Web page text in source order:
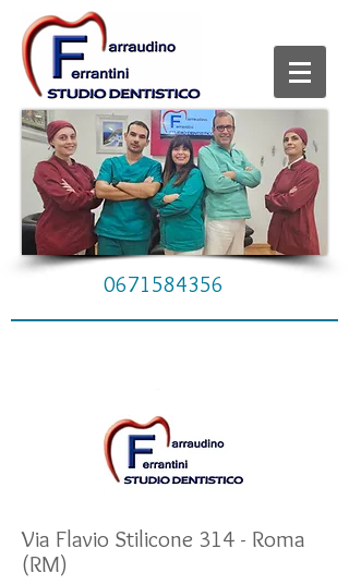
0671584356
Via Flavio Stilicone 314 - Roma
(RM)